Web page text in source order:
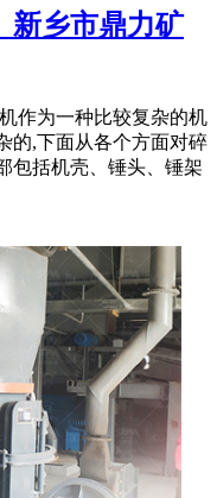
新乡市鼎力矿
作为一种比较复杂的机
的,下面从各个方面对碎
包括机壳、锤头、锤架